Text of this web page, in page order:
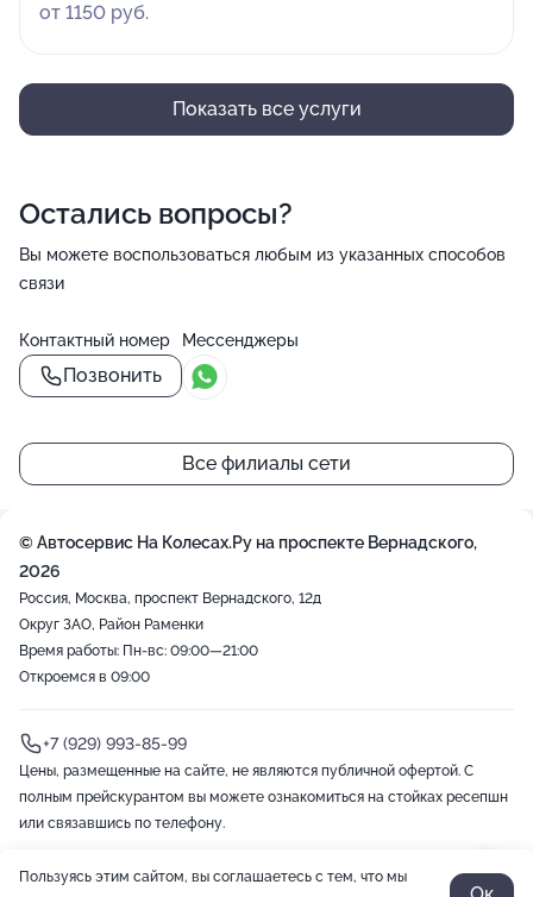
от 1150 руб.
Показать все услуги
Остались вопросы?
Вы можете воспользоваться любым из указанных способов
связи
Контактный номер
Позвонить
Мессенджеры
Все филиалы сети
© Автосервис На Колесах.Ру на проспекте Вернадского,
2026
Россия, Москва, проспект Вернадского, 12д
Округ ЗАО, Район Раменки
Время работы: Пн-вс: 09:00—21:00
Откроемся в 09:00
+7 (929) 993-85-99
Цены, размещенные на сайте, не являются публичной офертой. С
полным прейскурантом вы можете ознакомиться на стойках ресепшн
или связавшись по телефону.
2012-2026 © ZOON Разработано в Zoon
Пользуясь этим сайтом, вы соглашаетесь с тем, что мы